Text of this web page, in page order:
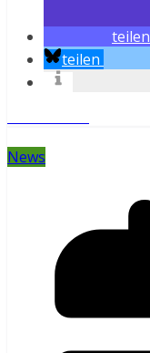
teilen
teilen
News